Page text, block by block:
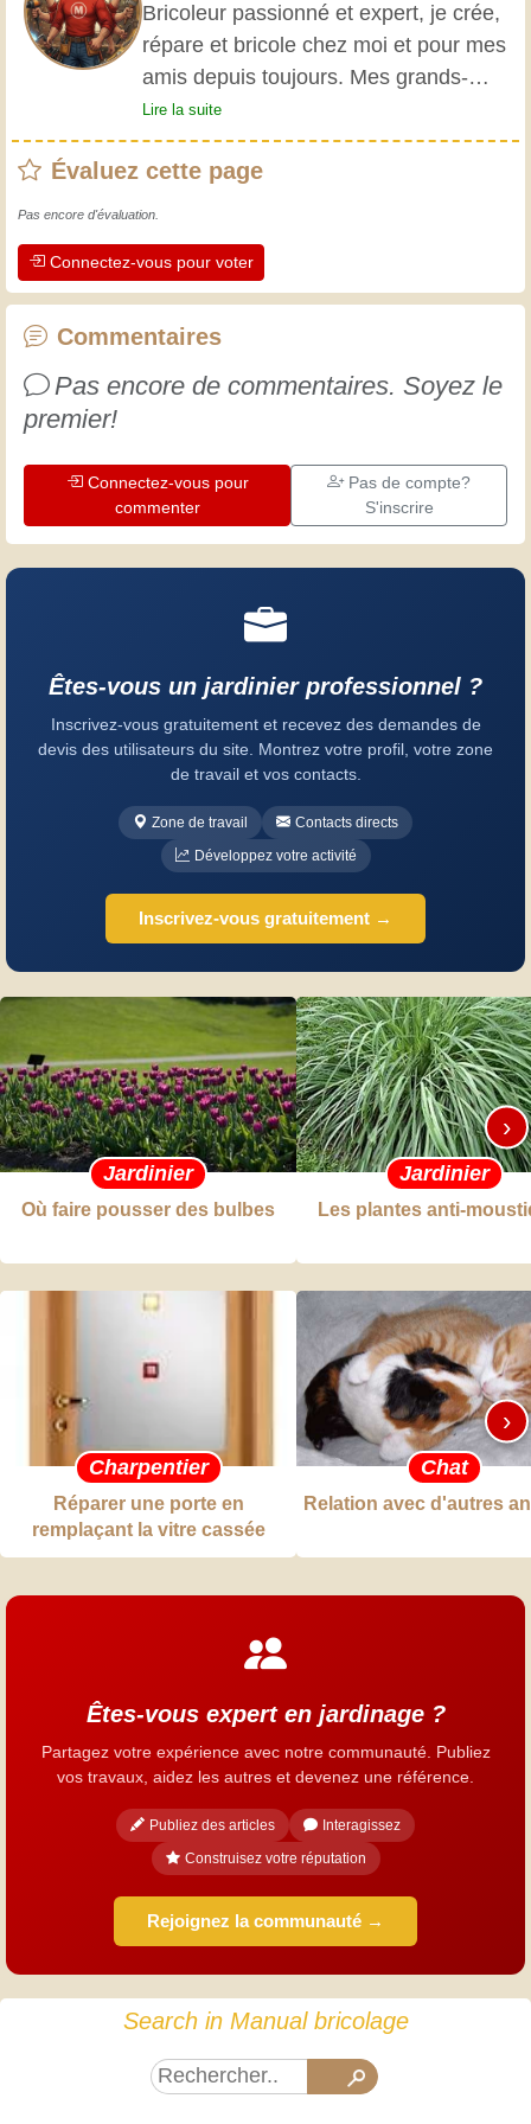
Bricoleur passionné et expert, je crée,
répare et bricole chez moi et pour mes
amis depuis toujours. Mes grands-
parents m'ont initié très jeune, et
depuis, j'ai acquis une riche expérience.
L'expérience est essentielle ! Elle nous
professionnels. Apprenons ensemble ;
chaque jour est une occasion de
progresser. Amusez-vous bien !
Lire la suite
Évaluez cette page
Pas encore d'évaluation.
Connectez-vous pour voter
Commentaires
Pas encore de commentaires. Soyez le
premier!
Connectez-vous pour
commenter
Pas de compte?
S'inscrire
Êtes-vous un jardinier professionnel ?
Inscrivez-vous gratuitement et recevez des demandes de
devis des utilisateurs du site. Montrez votre profil, votre zone
de travail et vos contacts.
Zone de travail
Contacts directs
Développez votre activité
Inscrivez-vous gratuitement →
Jardinier
Où faire pousser des bulbes
Jardinier
Les plantes anti-
›
Charpentier
Réparer une porte en
remplaçant la vitre cassée
Chat
Relation avec d'autres
›
Êtes-vous expert en jardinage ?
Partagez votre expérience avec notre communauté. Publiez
vos travaux, aidez les autres et devenez une référence.
Publiez des articles
Interagissez
Construisez votre réputation
Rejoignez la communauté →
Search in Manual bricolage